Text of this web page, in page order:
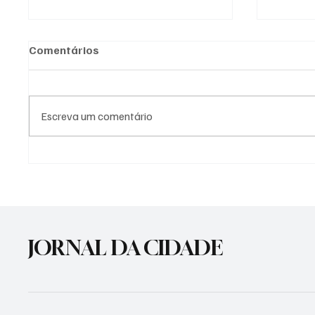
Comentários
Escreva um comentário
JORNAL DA CIDADE